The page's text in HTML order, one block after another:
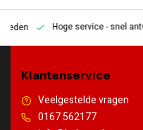
Hoge service- snel
Klantenservice
Veelgestelde vragen
0167 562177